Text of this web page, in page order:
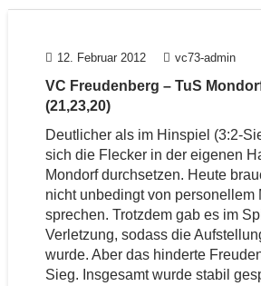
12. Februar 2012 vc73-admin
VC Freudenberg – TuS
(21,23,20)
Deutlicher als im Hinspiel (3:2-
sich die Flecker in der eigenen
Mondorf durchsetzen. Heute
nicht unbedingt von personellem
sprechen. Trotzdem gab es im
Verletzung, sodass die
wurde. Aber das hinderte
Sieg. Insgesamt wurde stabil